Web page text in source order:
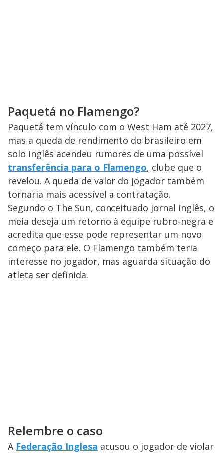
Paquetá no Flamengo?
Paquetá tem vínculo com o West Ham até 2027,
mas a queda de rendimento do brasileiro em
solo inglês acendeu rumores de uma possível
transferência para o Flamengo, clube que o
revelou. A queda de valor do jogador também
tornaria mais acessível a contratação.
Segundo o The Sun, conceituado jornal inglês, o
meia deseja um retorno à equipe rubro-negra e
acredita que esse pode representar um novo
começo para ele. O Flamengo também teria
interesse no jogador, mas aguarda situação do
atleta ser definida.
Relembre o caso
A Federação Inglesa acusou o jogador de violar